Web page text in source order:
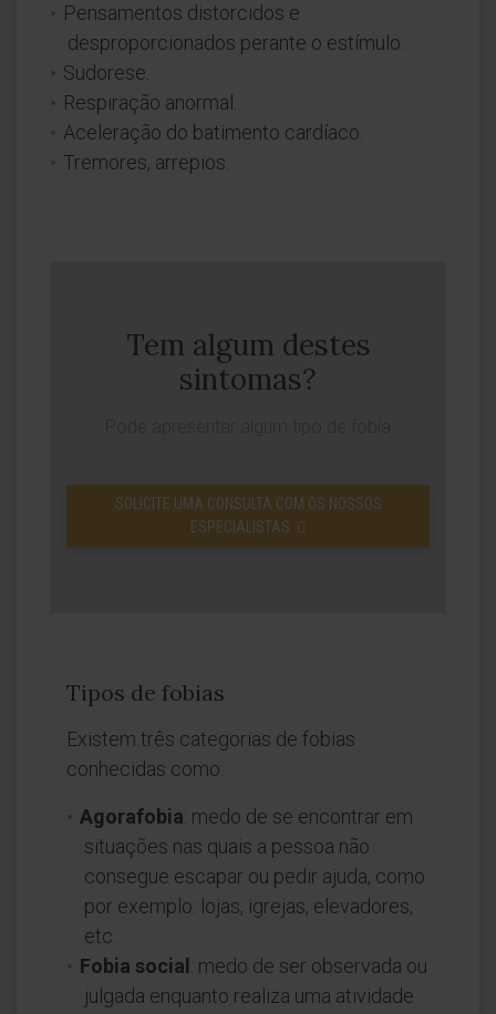
Pensamentos distorcidos e
desproporcionados perante o estímulo.
Sudorese.
Respiração anormal.
Aceleração do batimento cardíaco.
Tremores, arrepios.
Tem algum destes
sintomas?
SOLICITE UMA CONSULTA COM OS NOSSOS
ESPECIALISTAS
Tipos de fobias
Existem três categorias de fobias
conhecidas como:
Agorafobia: medo de se encontrar em
situações nas quais a pessoa não
consegue escapar ou pedir ajuda, como
por exemplo: lojas, igrejas, elevadores,
etc.
Fobia social : medo de ser observada ou
julgada enquanto realiza uma atividade